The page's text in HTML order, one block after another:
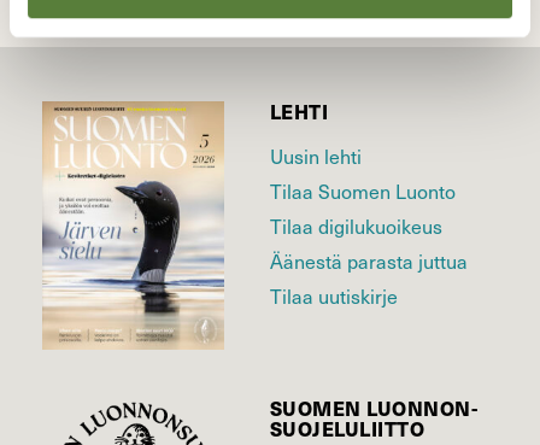
LEHTI
Uusin lehti
Tilaa Suomen Luonto
Tilaa digilukuoikeus
Äänestä parasta juttua
Tilaa uutiskirje
SUOMEN LUONNON­
SUOJELU­LIITTO